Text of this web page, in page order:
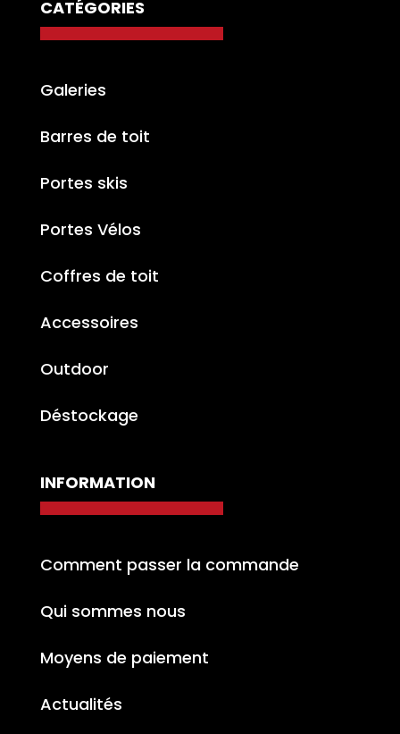
CATÉGORIES
Galeries
Barres de toit
Portes skis
Portes Vélos
Coffres de toit
Accessoires
Outdoor
Déstockage
INFORMATION
Comment passer la commande
Qui sommes nous
Moyens de paiement
Actualités